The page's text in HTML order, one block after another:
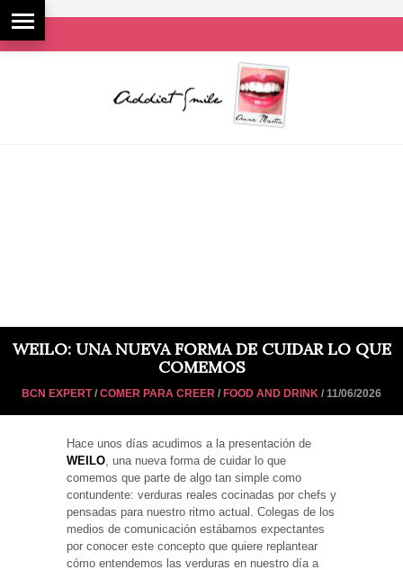
WEILO: UNA NUEVA FORMA DE CUIDAR LO QUE
COMEMOS
BCN EXPERT/ COMER PARA CREER / FOOD AND DRINK / 11/06/2026
Hace unos días acudimos a la presentación de
WEILO , una nueva forma de cuidar lo que
comemos que parte de algo tan simple como
contundente: verduras reales cocinadas por chefs y
pensadas para nuestro ritmo actual. Colegas de los
medios de comunicación estábamos expectantes
por conocer este concepto que quiere replantear
cómo entendemos las verduras en nuestro día a
Necesarias
Estadísticas
cookies no